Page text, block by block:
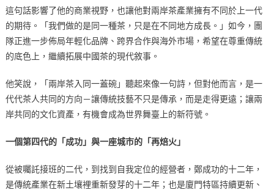
這句話影響了他的商業視野，也讓他對兩岸茶產業擁有不同於上一代
的期待。「我們做的是同一種茶，只是在不同地方成長。」如今，團
隊正進一步佈局年輕化品牌、跨界合作與海外市場，希望在尊重傳統
的底色上，繼續拓展中國茶的現代敘事。
他笑說，「兩岸茶入同一蓋碗」聽起來像一句詩，但對他而言，是一
代代茶人共同的方向－讓傳統技藝不只是傳承，而是走得更遠；讓兩
岸共同的文化資產，有機會成為世界舞臺上的新符號。
一個第四代的「成功」與一座城市的「再焙火」
從被囑託接班的二代，到找到自我定位的經營者，鄭成功的十二年，
是傳統產業在新土壤裡重新發芽的十二年；也是廈門特區持續更新、